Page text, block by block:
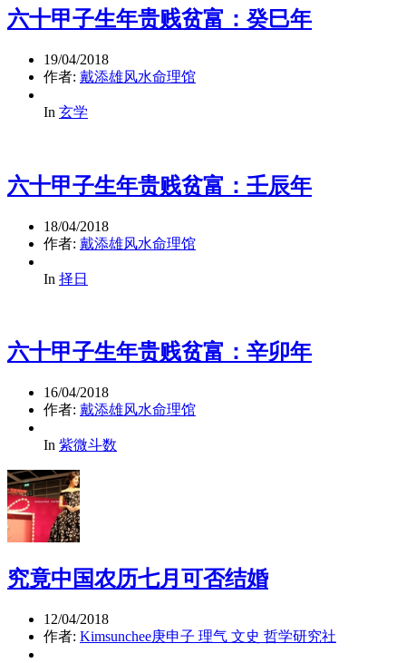
六十甲子生年贵贱贫富：癸巳年
19/04/2018
作者: 戴添雄风水命理馆
In 玄学
六十甲子生年贵贱贫富：壬辰年
18/04/2018
作者: 戴添雄风水命理馆
In 择日
六十甲子生年贵贱贫富：辛卯年
16/04/2018
作者: 戴添雄风水命理馆
In 紫微斗数
究竟中国农历七月可否结婚
12/04/2018
作者: Kimsunchee庚申子 理气 文史 哲学研究社